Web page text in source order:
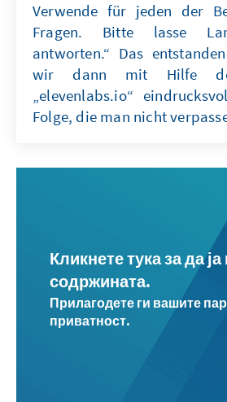
Verwende für jeden der
Fragen. Bitte lasse
antworten.“ Das
wir dann mit Hilfe
„elevenlabs.io“
Folge, die man nicht
Кликнете тука за да
содржината.
Прилагодете ги вашите
приватност.